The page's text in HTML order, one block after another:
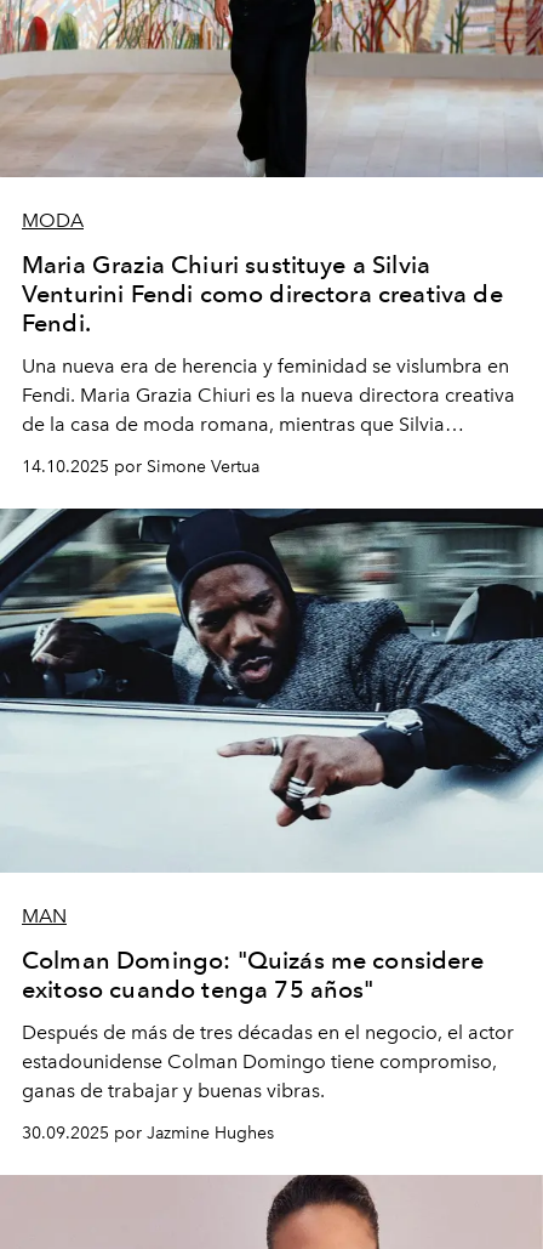
MODA
Maria Grazia Chiuri sustituye a Silvia
Venturini Fendi como directora creativa de
Fendi.
Una nueva era de herencia y feminidad se vislumbra en
Fendi. Maria Grazia Chiuri es la nueva directora creativa
de la casa de moda romana, mientras que Silvia
14.10.2025 por Simone Vertua
MAN
Colman Domingo: "Quizás me considere
exitoso cuando tenga 75 años"
Después de más de tres décadas en el negocio, el actor
estadounidense Colman Domingo tiene compromiso,
ganas de trabajar y buenas vibras.
30.09.2025 por Jazmine Hughes